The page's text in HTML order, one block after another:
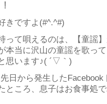
きですよ(#^.^#)
って唄えるのは、【童謡
本当に沢山の童謡を歌っ
思います♪( ´▽｀)
日から発生した
ところ、息子はお食事処